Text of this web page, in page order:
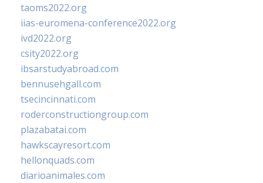
taoms2022.org
iias-euromena-conference2022.org
ivd2022.org
csity2022.org
ibsarstudyabroad.com
bennusehgall.com
tsecincinnati.com
roderconstructiongroup.com
plazabatai.com
hawkscayresort.com
hellonquads.com
diarioanimales.com